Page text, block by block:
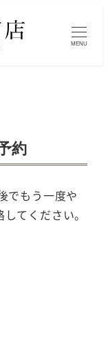
MENU
約
でもう一度や
てください。